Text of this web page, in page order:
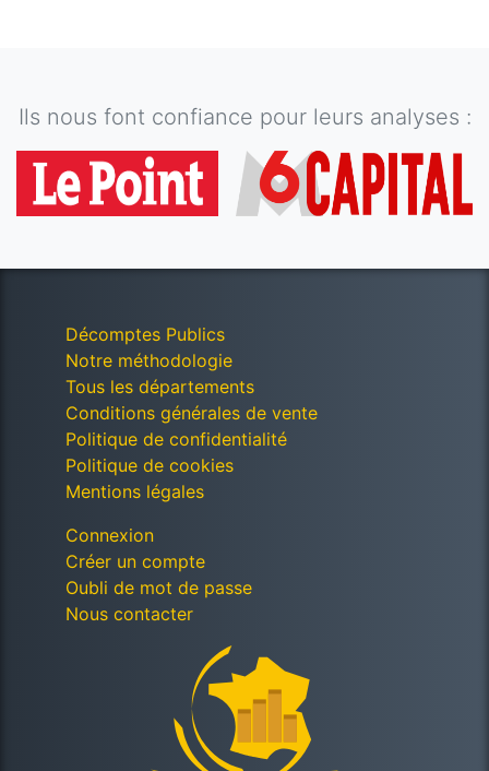
Ils nous font confiance pour leurs analyses :
Décomptes Publics
Notre méthodologie
Tous les départements
Conditions générales de vente
Politique de confidentialité
Politique de cookies
Mentions légales
Connexion
Créer un compte
Oubli de mot de passe
Nous contacter